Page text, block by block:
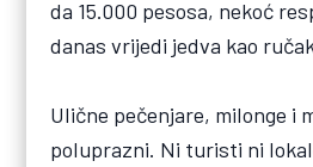
da 15.000 pesosa, nekoć
danas vrijedi jedva kao
Ulične pečenjare, milonge i
poluprazni. Ni turisti ni